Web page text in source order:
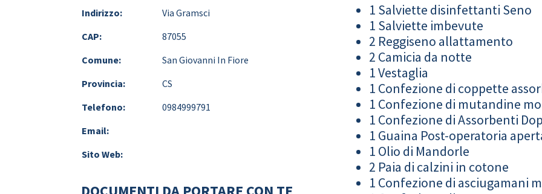
Indirizzo:
Via Gramsci
CAP:
87055
Comune:
San Giovanni In Fiore
Provincia:
CS
Telefono:
0984999791
Email:
Sito Web:
1 Salviette disinfettanti Seno
1 Salviette imbevute
2 Reggiseno allattamento
2 Camicia da notte
1 Vestaglia
1 Confezione di coppette
1 Confezione di mutandine
1 Confezione di Assorbenti
1 Guaina Post-operatoria
1 Olio di Mandorle
2 Paia di calzini in cotone
1 Confezione di asciugamani